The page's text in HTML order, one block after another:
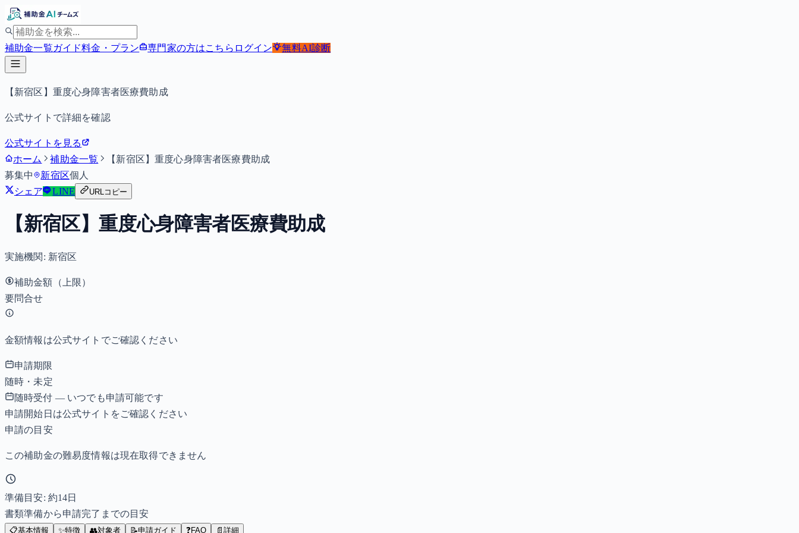
補助金一覧ガイド料金・プラン 専門家の方はこちら ログイン 無料AI診断
【新宿区】重度心身障害者医療費助成
公式サイトで詳細を確認
公式サイトを見る
ホーム
補助金一覧
【新宿区】重度心身障害者医療費助成
募集中
新宿区個人
シェア
LINE URLコピー
【新宿区】重度心身障害者医療費助成
実施機関: 新宿区
補助金額（上限）
要問合せ
金額情報は公式サイトでご確認ください
申請期限
随時・未定
随時受付 — いつでも申請可能です
申請開始日は公式サイトをご確認ください
申請の目安
この補助金の難易度情報は現在取得できません
準備目安: 約14日
書類準備から申請完了までの目安
📋基本情報 ✨特徴 👥対象者 📝申請ガイド ❓FAQ 📄 詳細